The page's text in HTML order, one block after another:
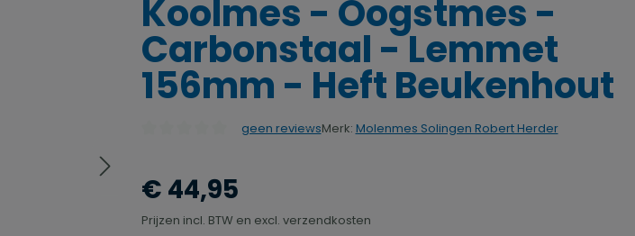
Koolmes - Oogstmes -
Carbonstaal - Lemmet
156mm - Heft Beukenhout
geen reviewsMerk: Molenmes Solingen Robert Herder
€ 44,95
Prijzen incl. BTW en excl. verzendkosten